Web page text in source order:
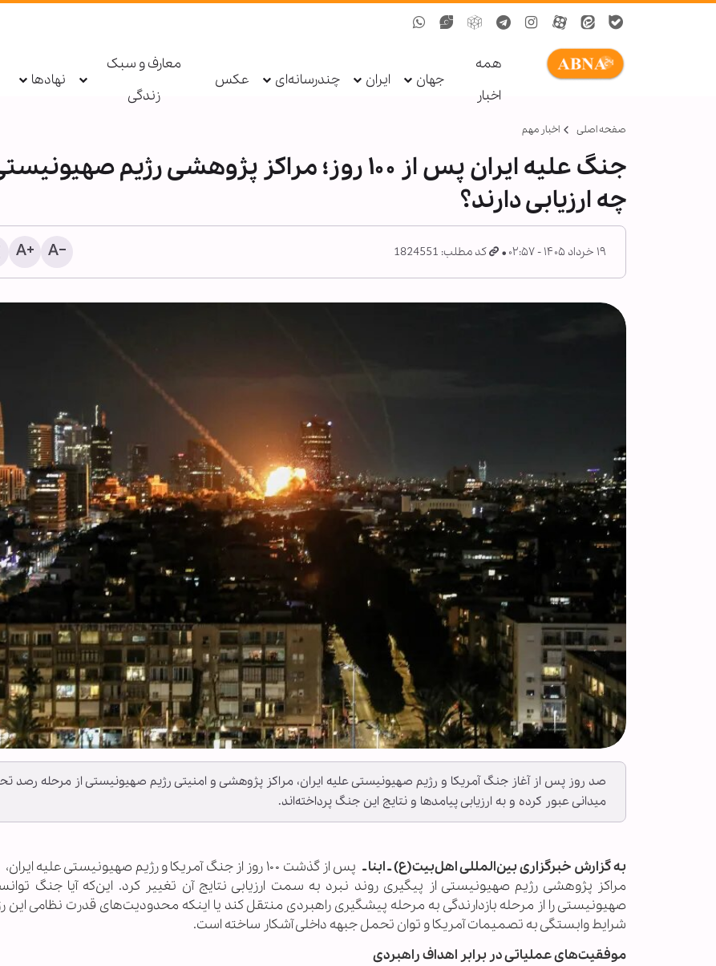
همه
اخبار
جهان ایران چندرسانه‌ای عکس
معارف و سبک
زندگی
نهادها
صفحه اصلی اخبار مهم
جنگ علیه ایران پس از ۱۰۰ روز؛ مراکز پژوهشی رژیم
چه ارزیابی‌ دارند؟
۱۹ خرداد ۱۴۰۵ - ۰۲:۵۷ کد مطلب: 1824551
صد روز پس از آغاز جنگ آمریکا و رژیم صهیونیستی علیه ایران، مراکز پژوهشی و امنیتی رژیم صهیونیستی از مرحله رصد
میدانی عبور کرده و به ارزیابی پیامدها و نتایج این جنگ پرداخته‌اند.
به گزارش خبرگزاری بین‌المللی اهل‌بیت(ع) ـ ابنا ـ
پس از گذشت ۱۰۰ روز از جنگ آمریکا و رژیم صهیونیستی علیه
مراکز پژوهشی رژیم صهیونیستی از پیگیری روند نبرد به سمت ارزیابی نتایج آن تغییر کرد. این‌که آیا جنگ
صهیونیستی را از مرحله بازدارندگی به مرحله پیشگیری راهبردی منتقل کند یا اینکه محدودیت‌های قدرت نظامی این
شرایط وابستگی به تصمیمات آمریکا و توان تحمل جبهه داخلی آشکار ساخته است.
موفقیت‌های عملیاتی در برابر اهداف راهبردی
بمباران هیروشیما،